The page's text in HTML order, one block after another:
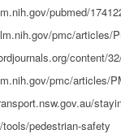
pubmed/
pmc/articles/
content/
pmc/articles/
pedestrian-safety